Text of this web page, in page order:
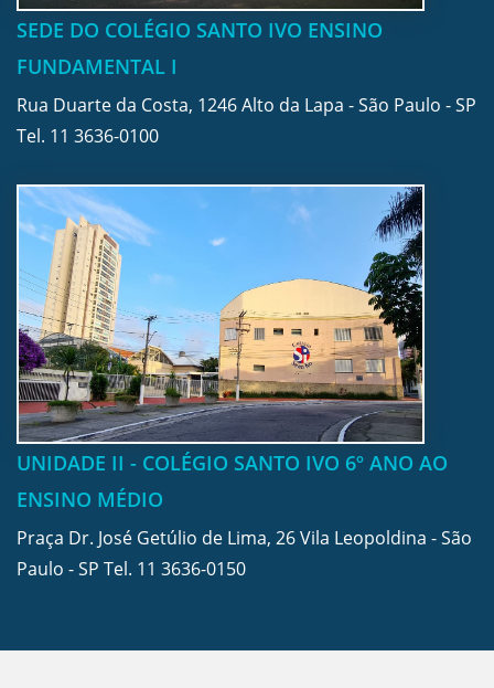
SEDE DO COLÉGIO SANTO IVO ENSINO
FUNDAMENTAL I
Rua Duarte da Costa, 1246 Alto da Lapa - São Paulo - SP
Tel. 11 3636-0100
UNIDADE II - COLÉGIO SANTO IVO 6º ANO AO
ENSINO MÉDIO
Praça Dr. José Getúlio de Lima, 26 Vila Leopoldina - São
Paulo - SP Tel. 11 3636-0150